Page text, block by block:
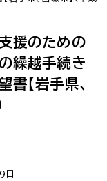
援のための
繰越手続き
【岩手県、
日